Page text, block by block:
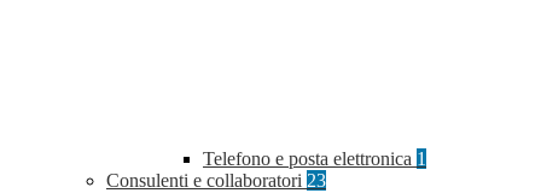
Telefono e posta elettronica 1
Consulenti e collaboratori 23